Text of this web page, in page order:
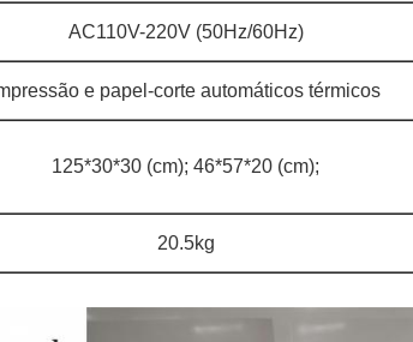
AC110V-220V (50Hz/60Hz)
e papel-corte automáticos térmicos
125*30*30 (cm); 46*57*20 (cm);
20.5kg